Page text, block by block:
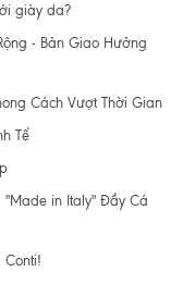
giày da?
- Bản Giao Hưởng
Cách Vượt Thời Gian
Tế
"Made in Italy" Đầy Cá
Conti!